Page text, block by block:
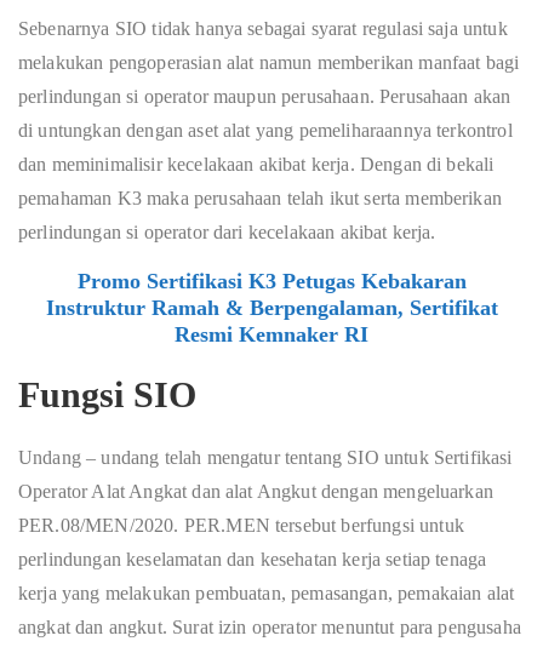
Sebenarnya SIO tidak hanya sebagai syarat regulasi saja untuk
melakukan pengoperasian alat namun memberikan manfaat bagi
perlindungan si operator maupun perusahaan. Perusahaan akan
di untungkan dengan aset alat yang pemeliharaannya terkontrol
dan meminimalisir kecelakaan akibat kerja. Dengan di bekali
pemahaman K3 maka perusahaan telah ikut serta memberikan
perlindungan si operator dari kecelakaan akibat kerja.
Promo Sertifikasi K3 Petugas Kebakaran
Instruktur Ramah & Berpengalaman, Sertifikat
Resmi Kemnaker RI
Fungsi SIO
Undang – undang telah mengatur tentang SIO untuk Sertifikasi
Operator Alat Angkat dan alat Angkut dengan mengeluarkan
PER.08/MEN/2020. PER.MEN tersebut berfungsi untuk
perlindungan keselamatan dan kesehatan kerja setiap tenaga
kerja yang melakukan pembuatan, pemasangan, pemakaian alat
angkat dan angkut. Surat izin operator menuntut para pengusaha